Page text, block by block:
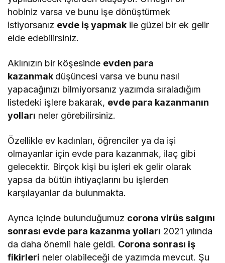
hobiniz varsa ve bunu işe dönüştürmek
istiyorsanız evde iş yapmak ile güzel bir ek gelir
elde edebilirsiniz.
Aklınızın bir köşesinde evden para
kazanmak düşüncesi varsa ve bunu nasıl
yapacağınızı bilmiyorsanız yazımda sıraladığım
listedeki işlere bakarak, evde para kazanmanın
yolları neler görebilirsiniz.
Özellikle ev kadınları, öğrenciler ya da işi
olmayanlar için evde para kazanmak, ilaç gibi
gelecektir. Birçok kişi bu işleri ek gelir olarak
yapsa da bütün ihtiyaçlarını bu işlerden
karşılayanlar da bulunmakta.
Ayrıca içinde bulunduğumuz corona virüs salgını
sonrası evde para kazanma yolları 2021 yılında
da daha önemli hale geldi. Corona sonrası iş
fikirleri neler olabileceği de yazımda mevcut. Şu